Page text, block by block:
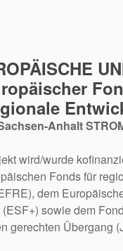
Anhalt
wird/wurde
Fonds für
dem
sowie dem
gerechten Übergang